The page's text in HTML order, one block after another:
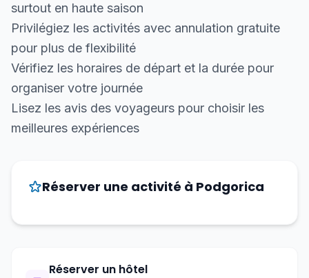
surtout en haute saison
Privilégiez les activités avec annulation gratuite
pour plus de flexibilité
Vérifiez les horaires de départ et la durée pour
organiser votre journée
Lisez les avis des voyageurs pour choisir les
meilleures expériences
Réserver une activité à Podgorica
Réserver un hôtel